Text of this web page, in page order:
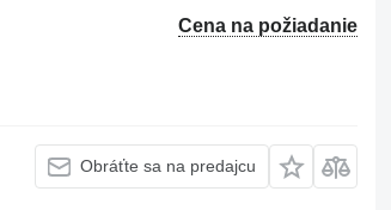
Cena na požiadanie
Obráťte sa na predajcu